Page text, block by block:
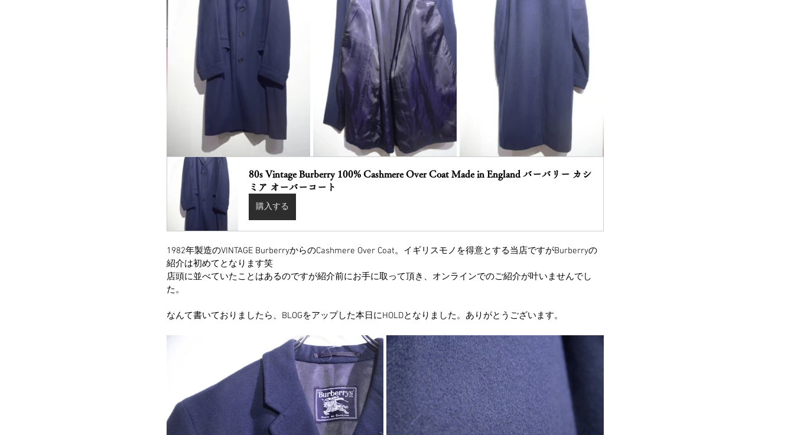
80s Vintage Burberry 100% Cashmere Over Coat Made in England バーバリー カシ
ミア オーバーコート
購入する
1982年製造のVINTAGE BurberryからのCashmere Over Coat。イギリスモノを得意とする当店ですがBurberryの
紹介は初めてとなります笑
店頭に並べていたことはあるのですが紹介前にお手に取って頂き、オンラインでのご紹介が叶いませんでし
た。
なんて書いておりましたら、BLOGをアップした本日にHOLDとなりました。ありがとうございます。